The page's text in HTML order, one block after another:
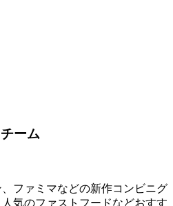
ーム
ファミマなどの新作コンビニグ
気のファストフードなどおすす